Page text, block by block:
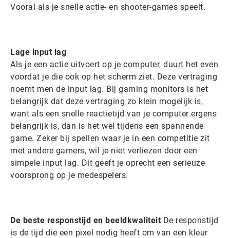
Vooral als je snelle actie- en shooter-games speelt.
Lage input lag
Als je een actie uitvoert op je computer, duurt het even
voordat je die ook op het scherm ziet. Deze vertraging
noemt men de input lag. Bij gaming monitors is het
belangrijk dat deze vertraging zo klein mogelijk is,
want als een snelle reactietijd van je computer ergens
belangrijk is, dan is het wel tijdens een spannende
game. Zeker bij spellen waar je in een competitie zit
met andere gamers, wil je niet verliezen door een
simpele input lag. Dit geeft je oprecht een serieuze
voorsprong op je medespelers.
De beste responstijd en beeldkwaliteit De responstijd
is de tijd die een pixel nodig heeft om van een kleur